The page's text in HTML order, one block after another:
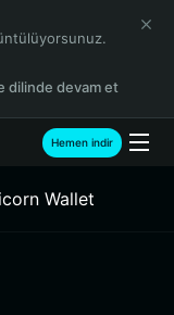
dilinde devam et
Hemen indir
Wallet